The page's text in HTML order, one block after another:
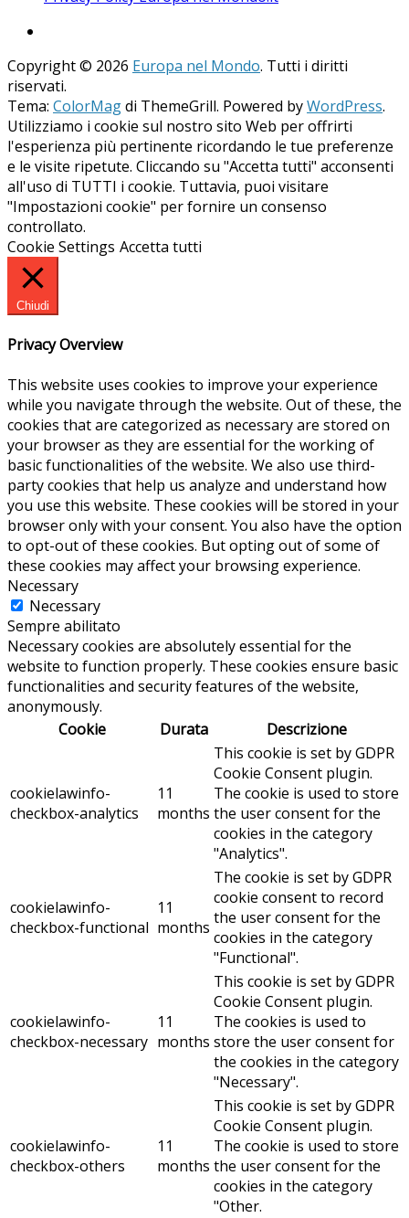
Copyright © 2026 Europa nel Mondo. Tutti i diritti
riservati.
Tema: ColorMagdi ThemeGrill. Powered byWordPress.
Utilizziamo i cookie sul nostro sito Web per offrirti
l'esperienza più pertinente ricordando le tue preferenze
e le visite ripetute. Cliccando su "Accetta tutti" acconsenti
all'uso di TUTTI i cookie. Tuttavia, puoi visitare
"Impostazioni cookie" per fornire un consenso
controllato.
Cookie Settings Accetta tutti
Chiudi
Privacy Overview
This website uses cookies to improve your experience
while you navigate through the website. Out of these, the
cookies that are categorized as necessary are stored on
your browser as they are essential for the working of
basic functionalities of the website. We also use third-
party cookies that help us analyze and understand how
you use this website. These cookies will be stored in your
browser only with your consent. You also have the option
to opt-out of these cookies. But opting out of some of
these cookies may affect your browsing experience.
Necessary
Necessary
Sempre abilitato
Necessary cookies are absolutely essential for the
website to function properly. These cookies ensure basic
functionalities and security features of the website,
anonymously.
Cookie
Durata Descrizione
cookielawinfo-
checkbox-analytics
11
months
This cookie is set by GDPR
Cookie Consent plugin.
The cookie is used to store
the user consent for the
cookies in the category
"Analytics".
cookielawinfo-
checkbox-functional
11
months
The cookie is set by GDPR
cookie consent to record
the user consent for the
cookies in the category
"Functional".
cookielawinfo-
checkbox-necessary
11
months
This cookie is set by GDPR
Cookie Consent plugin.
The cookies is used to
store the user consent for
the cookies in the category
"Necessary".
cookielawinfo-
checkbox-others
11
months
This cookie is set by GDPR
Cookie Consent plugin.
The cookie is used to store
the user consent for the
cookies in the category
"Other.